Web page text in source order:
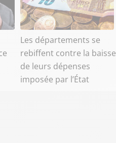
Les départements se
rebiffent contre la baisse
de leurs dépenses
imposée par l’État